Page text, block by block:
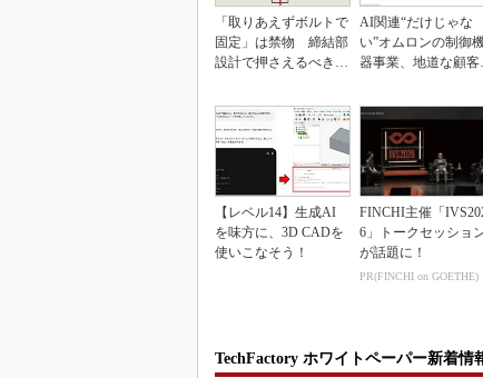
「取りあえずボルトで
固定」は禁物 締結部
設計で押さえるべき基
AI関連“だけじゃな
い”オムロンの制御
器事業、地道な顧客
【レベル14】生成AI
を味方に、3D CADを
使いこなそう！
FINCHI主催「
6」トークセッショ
が話題に！
PR(FINCHI on GOETHE)
TechFactory ホワイトペーパー新着情